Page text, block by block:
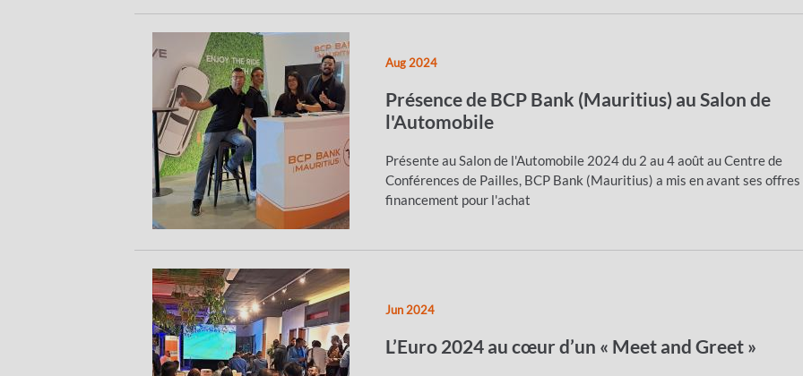
Aug 2024
Présence de BCP Bank (Mauritius) au Salon de
l'Automobile
Présente au Salon de l'Automobile 2024 du 2 au 4 août au Centre de
Conférences de Pailles, BCP Bank (Mauritius) a mis en avant ses offres
financement pour l'achat
Jun 2024
L’Euro 2024 au cœur d’un « Meet and Greet »